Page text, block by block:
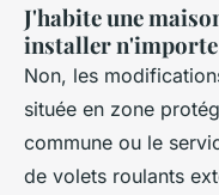
J'habite une
installer n'importe
Non, les
située en zone
commune ou le
de volets roulants